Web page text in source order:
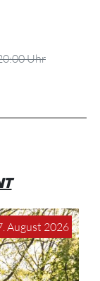
Uhr
August 2026